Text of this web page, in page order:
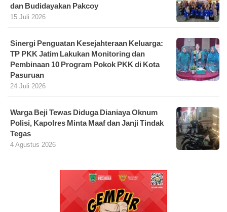
dan Budidayakan Pakcoy
15 Juli 2026
Sinergi Penguatan Kesejahteraan Keluarga:
TP PKK Jatim Lakukan Monitoring dan
Pembinaan 10 Program Pokok PKK di Kota
Pasuruan
24 Juli 2026
Warga Beji Tewas Diduga Dianiaya Oknum
Polisi, Kapolres Minta Maaf dan Janji Tindak
Tegas
4 Agustus 2026